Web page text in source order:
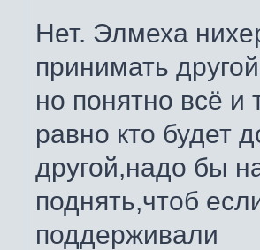
Нет. Элмеха
принимать
но понятно всё и
равно кто будет
другой,надо бы
поднять,чтоб
поддерживали